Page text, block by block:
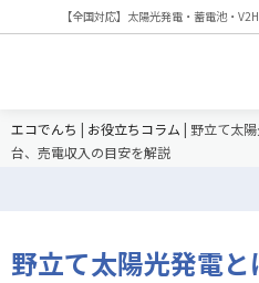
【全国対応】太陽光発電・蓄電池・
エコでんち | お役立ちコラム | 野立て太
台、売電収入の目安を解説
野立て太陽光発電